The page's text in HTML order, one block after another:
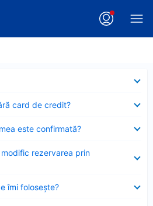
card de credit?
este confirmată?
rezervarea prin
îmi foloseşte?